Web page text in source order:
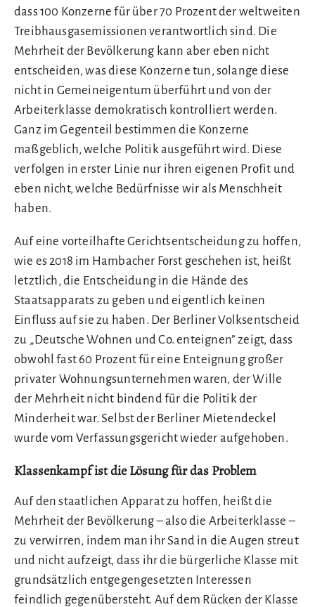
dass 100 Konzerne für über 70 Prozent der weltweiten
Treibhausgasemissionen verantwortlich sind. Die
Mehrheit der Bevölkerung kann aber eben nicht
entscheiden, was diese Konzerne tun, solange diese
nicht in Gemeineigentum überführt und von der
Arbeiterklasse demokratisch kontrolliert werden.
Ganz im Gegenteil bestimmen die Konzerne
maßgeblich, welche Politik ausgeführt wird. Diese
verfolgen in erster Linie nur ihren eigenen Profit und
eben nicht, welche Bedürfnisse wir als Menschheit
haben.
Auf eine vorteilhafte Gerichtsentscheidung zu hoffen,
wie es 2018 im Hambacher Forst geschehen ist, heißt
letztlich, die Entscheidung in die Hände des
Staatsapparats zu geben und eigentlich keinen
Einfluss auf sie zu haben. Der Berliner Volksentscheid
zu „Deutsche Wohnen und Co. enteignen” zeigt, dass
obwohl fast 60 Prozent für eine Enteignung großer
privater Wohnungsunternehmen waren, der Wille
der Mehrheit nicht bindend für die Politik der
Minderheit war. Selbst der Berliner Mietendeckel
wurde vom Verfassungsgericht wieder aufgehoben.
Klassenkampf ist die Lösung für das Problem
Auf den staatlichen Apparat zu hoffen, heißt die
Mehrheit der Bevölkerung – also die Arbeiterklasse –
zu verwirren, indem man ihr Sand in die Augen streut
und nicht aufzeigt, dass ihr die bürgerliche Klasse mit
grundsätzlich entgegengesetzten Interessen
feindlich gegenübersteht. Auf dem Rücken der Klasse